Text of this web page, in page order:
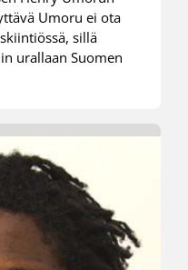
Umoru ei ota
sillä
urallaan Suomen